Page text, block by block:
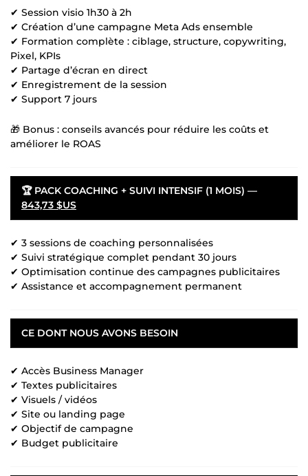
✔ Session visio 1h30 à 2h
✔ Création d’une campagne Meta Ads ensemble
✔ Formation complète : ciblage, structure, copywriting,
Pixel, KPIs
✔ Partage d’écran en direct
✔ Enregistrement de la session
✔ Support 7 jours
🎁 Bonus : conseils avancés pour réduire les coûts et
améliorer le ROAS
🏆 PACK COACHING + SUIVI INTENSIF (1 MOIS) —
843,73 $US
✔ 3 sessions de coaching personnalisées
✔ Suivi stratégique complet pendant 30 jours
✔ Optimisation continue des campagnes publicitaires
✔ Assistance et accompagnement permanent
CE DONT NOUS AVONS BESOIN
✔ Accès Business Manager
✔ Textes publicitaires
✔ Visuels / vidéos
✔ Site ou landing page
✔ Objectif de campagne
✔ Budget publicitaire